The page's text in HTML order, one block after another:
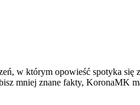
w którym opowieść spotyka się
mniej znane fakty, KoronaMK